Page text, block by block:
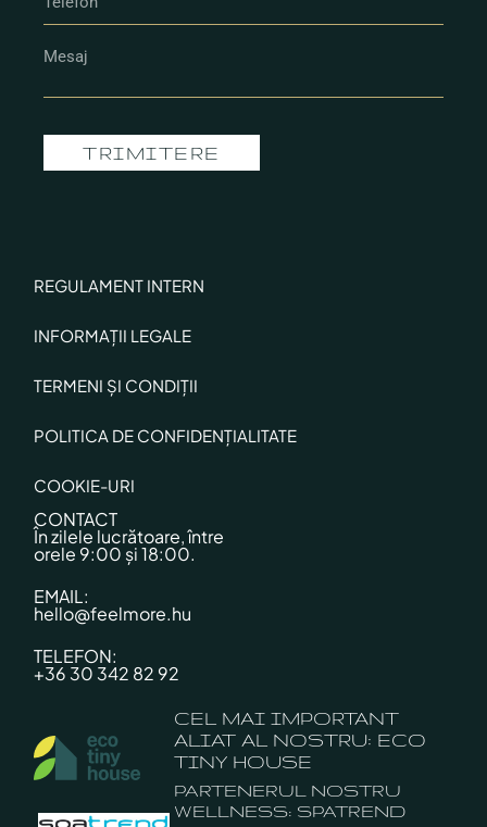
TRIMITERE
REGULAMENT INTERN
INFORMAȚII LEGALE
TERMENI ȘI CONDIȚII
POLITICA DE CONFIDENȚIALITATE
COOKIE-URI
CONTACT
În zilele lucrătoare, între
orele 9:00 și 18:00.
EMAIL:
hello@feelmore.hu
TELEFON:
+36 30 342 82 92
CEL MAI IMPORTANT
ALIAT AL NOSTRU: ECO
TINY HOUSE
PARTENERUL NOSTRU
WELLNESS: SPATREND